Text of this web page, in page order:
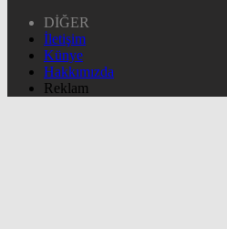
DİĞER
İletişim
Künye
Hakkımızda
Reklam